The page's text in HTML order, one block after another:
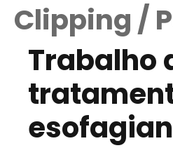
Clipping /
Trabalho